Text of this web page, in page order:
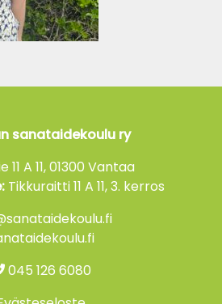
sanataidekoulu ry
11 A 11, 01300 Vantaa
Tikkuraitti 11 A 11, 3. kerros
045 126 6080